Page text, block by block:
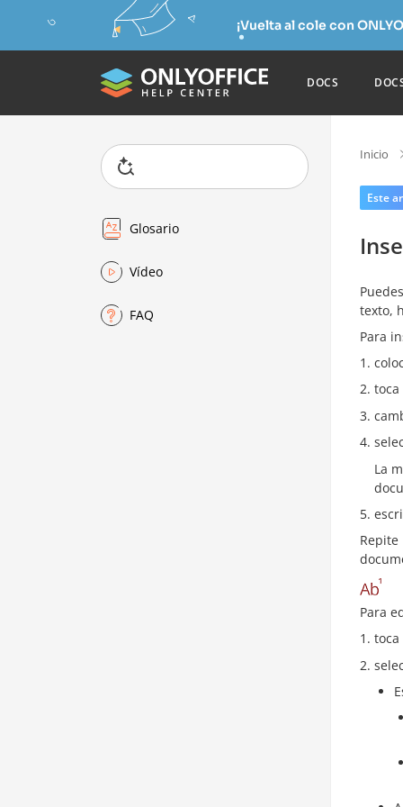
¡Vuelta al cole con
DOCS
Glosario
Vídeo
FAQ
Inicio
Este
texto,
Para
La
Para